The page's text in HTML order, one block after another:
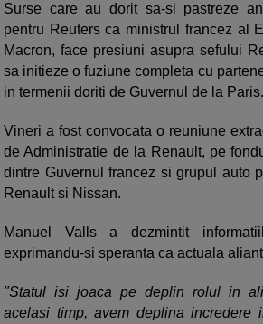
Surse care au dorit sa-si pastreze
pentru Reuters ca ministrul francez al
Macron, face presiuni asupra sefului
sa initieze o fuziune completa cu
in termenii doriti de Guvernul de la Paris.
Vineri a fost convocata o reuniune
de Administratie de la Renault, pe
dintre Guvernul francez si grupul auto
Renault si Nissan.
Manuel Valls a dezmintit
exprimandu-si speranta ca actuala
"Statul isi joaca pe deplin rolul in
acelasi timp, avem deplina incredere